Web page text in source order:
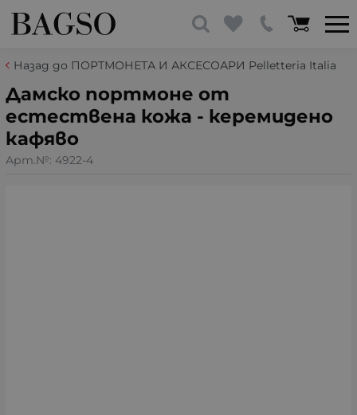
Назад до ПОРТМОНЕТА И АКСЕСОАРИ Pelletteria Italia
Дамско портмоне от
естествена кожа - керемидено
кафяво
Арт.№: 4922-4